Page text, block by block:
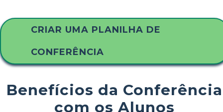
CRIAR UMA PLANILHA DE
CONFERÊNCIA
Benefícios da Conferência
com os Alunos